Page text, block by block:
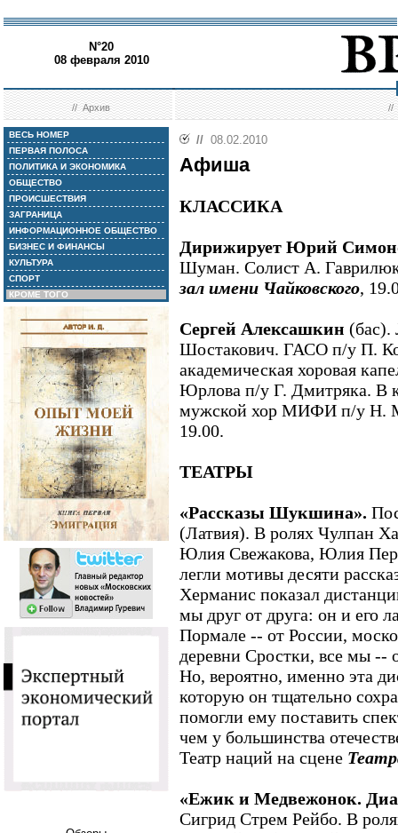
N°20
08 февраля 2010
//Архив //
ВЕСЬ НОМЕР
ПЕРВАЯ ПОЛОСА
ПОЛИТИКА И ЭКОНОМИКА
ОБЩЕСТВО
ПРОИСШЕСТВИЯ
ЗАГРАНИЦА
ИНФОРМАЦИОННОЕ ОБЩЕСТВО
БИЗНЕС И ФИНАНСЫ
КУЛЬТУРА
СПОРТ
КРОМЕ ТОГО
// 08.02.2010
Афиша
КЛАССИКА
Дирижирует Юрий
Шуман. Солист А.
зал имени Чайковского,
Сергей Алексашкин (бас).
Шостакович. ГАСО п/у П.
академическая хоровая
Юрлова п/у Г. Дмитряка. В
мужской хор МИФИ п/у Н.
19.00.
ТЕАТРЫ
«Рассказы Шукшина».
(Латвия). В ролях Чулпан
Юлия Свежакова, Юлия
легли мотивы десяти
Херманис показал
мы друг от друга: он и его
Пормале -- от России,
деревни Сростки, все мы --
Но, вероятно, именно эта
которую он тщательно
помогли ему поставить
чем у большинства
Театр наций на сцене
«Ежик и Медвежонок.
Сигрид Стрем Рейбо. В